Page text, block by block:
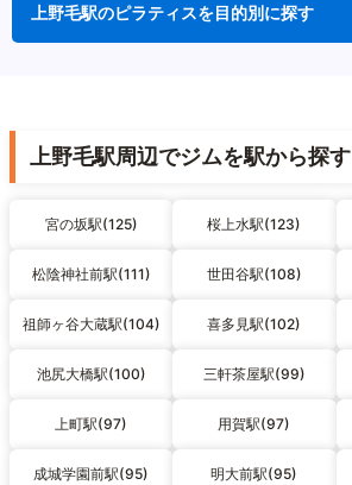
上野毛駅のピラティスを目的別に探す
上野毛駅周辺でジムを駅から探す
宮の坂駅(125) 桜上水駅(123)
松陰神社前駅(111) 世田谷駅(108)
祖師ヶ谷大蔵駅(104) 喜多見駅(102)
池尻大橋駅(100) 三軒茶屋駅(99)
上町駅(97) 用賀駅(97)
成城学園前駅(95) 明大前駅(95)